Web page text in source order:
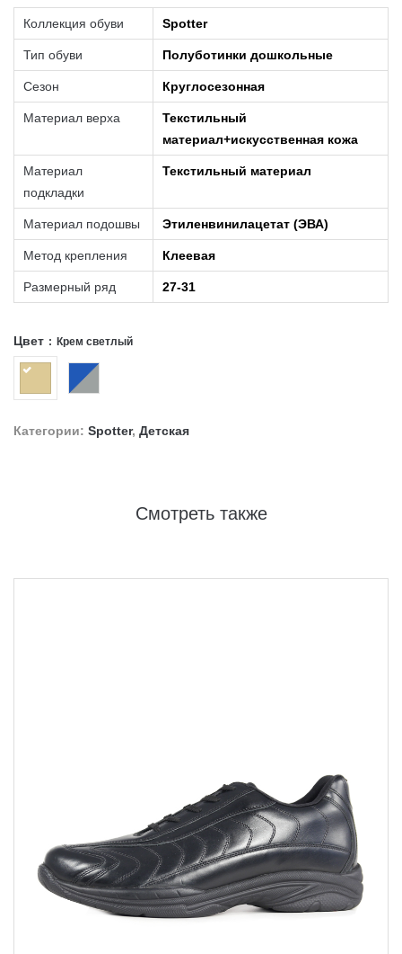
Коллекция обуви Spotter
Тип обуви Полуботинки дошкольные
Сезон Круглосезонная
Материал верха
Текстильный
материал+искусственная кожа
Материал
подкладки
Текстильный материал
Материал подошвы Этиленвинилацетат (ЭВА)
Метод крепления Клеевая
Размерный ряд 27-31
Цвет Крем светлый
Категории: Spotter, Детская
Смотреть также